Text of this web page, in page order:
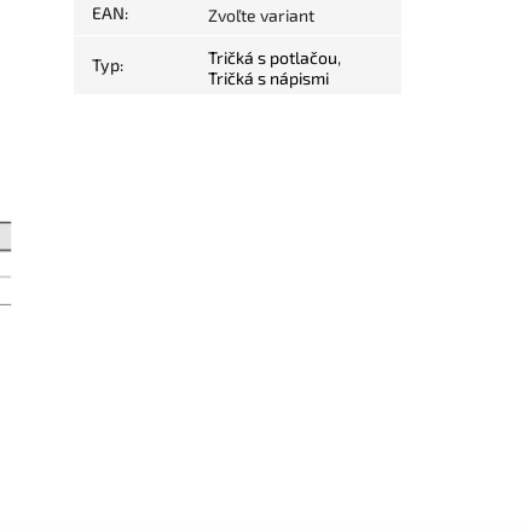
EAN: Zvoľte variant
Typ: Tričká s potlačou,
Tričká s nápismi